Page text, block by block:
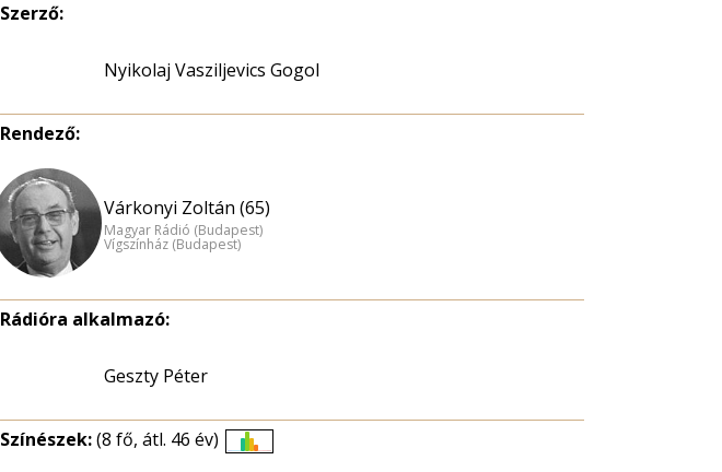
Szerző:
Nyikolaj Vasziljevics Gogol
Rendező:
Várkonyi Zoltán (65)
Magyar Rádió (Budapest)
Vígszínház (Budapest)
Rádióra alkalmazó:
Geszty Péter
Színészek:(8 fő, átl. 46 év)